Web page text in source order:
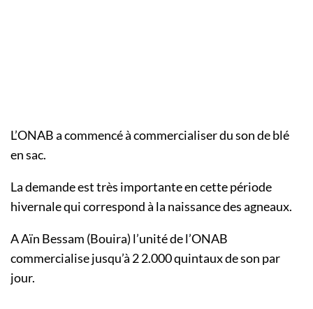
L’ONAB a commencé à commercialiser du son de blé
en sac.
La demande est très importante en cette période
hivernale qui correspond à la naissance des agneaux.
A Aïn Bessam (Bouira) l’unité de l’ONAB
commercialise jusqu’à 2 2.000 quintaux de son par
jour.